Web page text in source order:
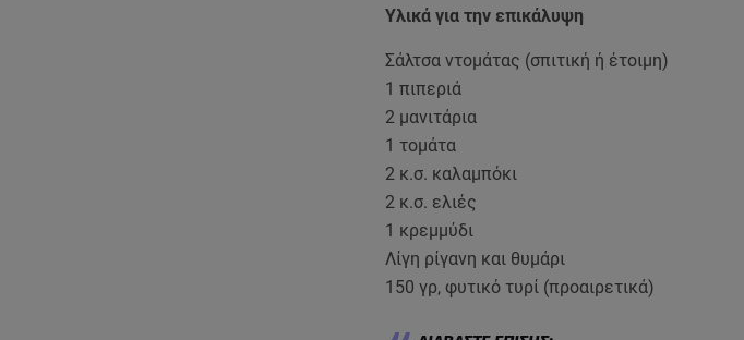
Υλικά για την επικάλυψη
Σάλτσα ντομάτας (σπιτική ή έτοιμη)
1 πιπεριά
2 μανιτάρια
1 τομάτα
2 κ.σ. καλαμπόκι
2 κ.σ. ελιές
1 κρεμμύδι
Λίγη ρίγανη και θυμάρι
150 γρ, φυτικό τυρί (προαιρετικά)